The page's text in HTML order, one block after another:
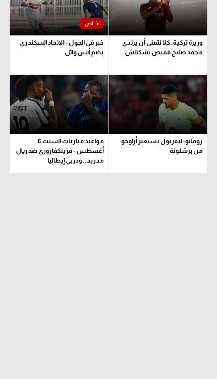
الوطن العربي
في المونديال
رياضة نسائية
أمريكا
ركن الألعاب
أقسام خاصة
Gamers
وزيرة تركية: كنا نتمنى أن يرتدي
محمد صلاح قميص بشكتاش
خبر في الجول - الاتحاد السكندري
يضم أنس وائل
رومانو: ليفربول يستعير أراوخو
من برشلونة
مواعيد مباريات السبت 8
أغسطس - فرينكفاروزي ضد ريال
مدريد.. ودربي إيطاليا